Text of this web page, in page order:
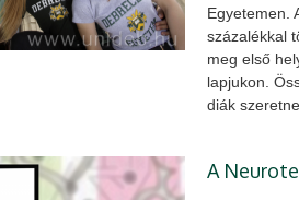
Egyetemen.
százalékkal
meg első
lapjukon.
diák
A